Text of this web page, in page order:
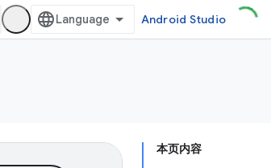
Android Studio
本页内容